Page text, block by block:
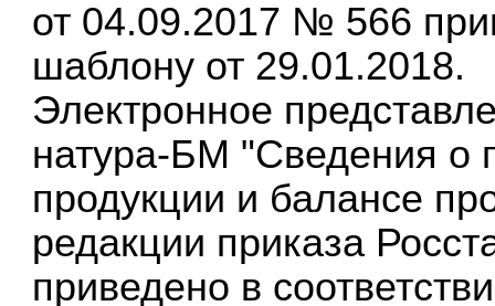
от 04.09.2017 № 566
шаблону от 29.01.2018.
Электронное
натура-БМ "Сведения о
продукции и балансе
редакции приказа
приведено в